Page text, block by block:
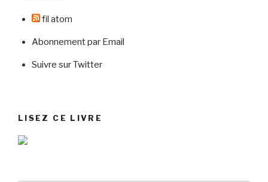
fil atom
Abonnement par Email
Suivre sur Twitter
LISEZ CE LIVRE